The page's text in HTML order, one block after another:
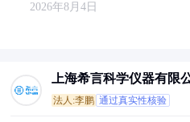
2026年8月4日
上海希言科学仪器有限
法人:李鹏 通过真实性核验